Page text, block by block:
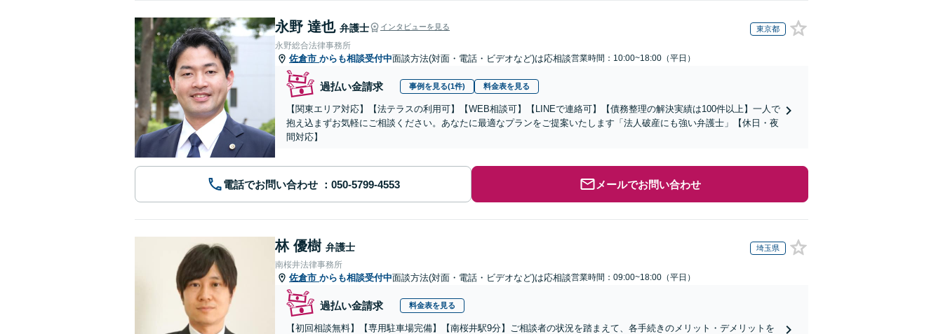
永野 達也 弁護士 インタビューを見る 東京都
永野総合法律事務所
佐倉市 からも相談受付中面談方法(対面・電話・ビデオなど)は応相談営業時間：10:00~18:00（平日）
過払い金請求 事例を見る(1件) 料金表を見る
【関東エリア対応】【法テラスの利用可】【WEB相談可】【LINEで連絡可】【債務整理の解決実績は100件以上】一人で
抱え込まずお気軽にご相談ください。あなたに最適なプランをご提案いたします「法人破産にも強い弁護士」【休日・夜
間対応】
電話でお問い合わせ メールでお問い合わせ
林 優樹 弁護士 埼玉県
南桜井法律事務所
佐倉市 からも相談受付中面談方法(対面・電話・ビデオなど)は応相談営業時間：09:00~18:00（平日）
過払い金請求 料金表を見る
【初回相談無料】【専用駐車場完備】【南桜井駅9分】ご相談者の状況を踏まえて、各手続きのメリット・デメリットを